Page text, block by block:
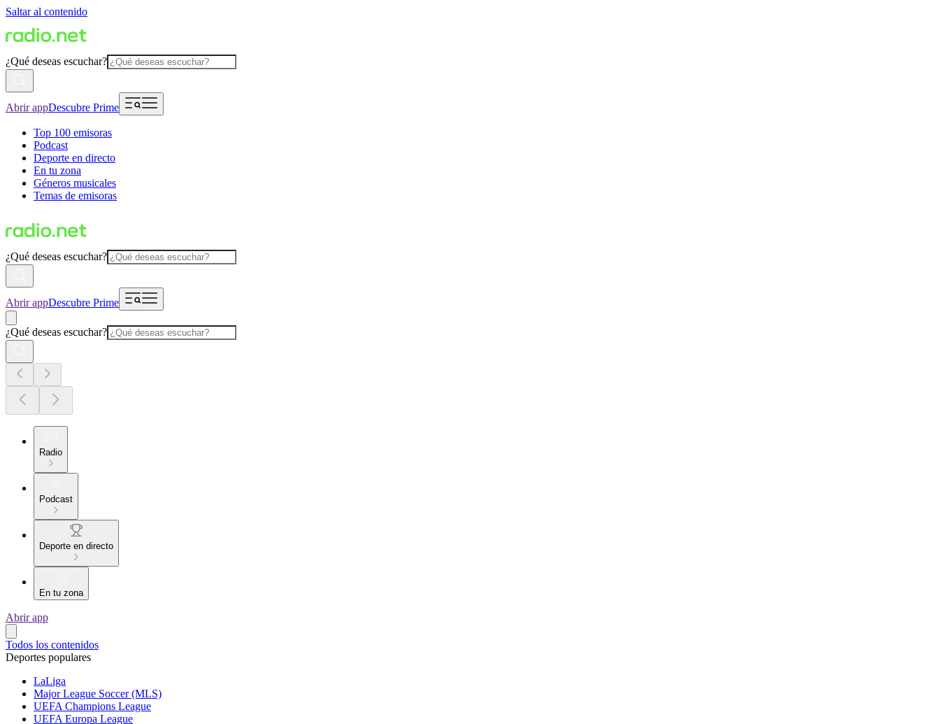
Saltar al contenido
¿Qué deseas escuchar?
Abrir appDescubre Prime
Top 100 emisoras
Podcast
Deporte en directo
En tu zona
Géneros musicales
Temas de emisoras
¿Qué deseas escuchar?
Abrir appDescubre Prime
¿Qué deseas escuchar?
Radio
Podcast
Deporte en directo
En tu zona
Abrir app
Todos los contenidos
Deportes populares
LaLiga
Major League Soccer (MLS)
UEFA Champions League
UEFA Europa League